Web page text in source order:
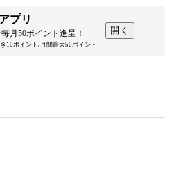
プリ
月50ポイント進呈！
10ポイント/月間最大50ポイント
開く
く！
く！